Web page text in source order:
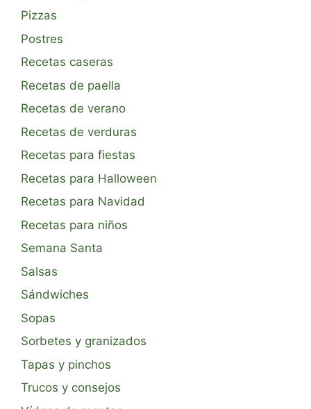
Pizzas
Postres
Recetas caseras
Recetas de paella
Recetas de verano
Recetas de verduras
Recetas para fiestas
Recetas para Halloween
Recetas para Navidad
Recetas para niños
Semana Santa
Salsas
Sándwiches
Sopas
Sorbetes y granizados
Tapas y pinchos
Trucos y consejos